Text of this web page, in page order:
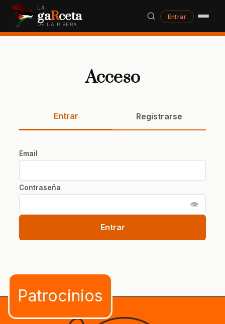
LA
gaRceta
DE LA RIBERA
Entrar
Acceso
Entrar Registrarse
Email
Contraseña
👁
Entrar